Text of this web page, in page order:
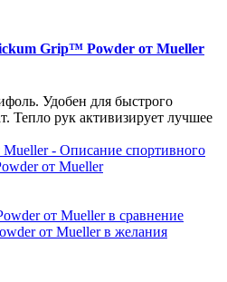
Grip™ Powder от Mueller
Удобен для быстрого
Тепло рук активизирует лучшее
от Mueller в сравнение
от Mueller в желания